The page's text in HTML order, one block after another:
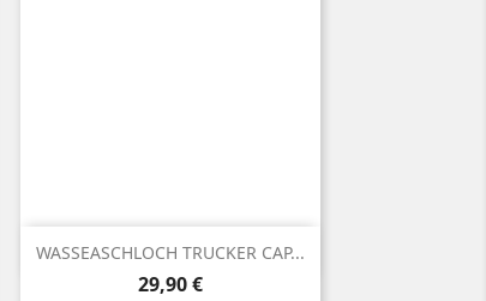
WASSEASCHLOCH TRUCKER CAP...
Preis
29,90 €
 Vorschau